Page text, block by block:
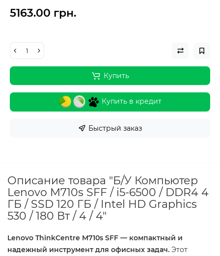
5163.00 грн.
Купить
Купить в кредит
Быстрый заказ
Описание товара "Б/У Компьютер
Lenovo M710s SFF / i5-6500 / DDR4 4
ГБ / SSD 120 ГБ / Intel HD Graphics
530 / 180 Вт / 4 / 4"
Lenovo ThinkCentre M710s SFF — компактный и
надежный инструмент для офисных задач. Этот